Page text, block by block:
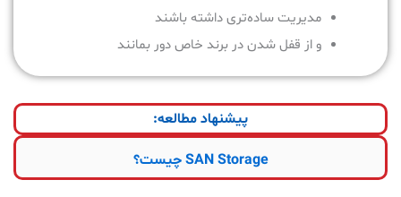
مدیریت ساده‌تری داشته باشند
و از قفل شدن در برند خاص دور بمانند
پیشنهاد مطالعه:
SAN Storage چیست؟